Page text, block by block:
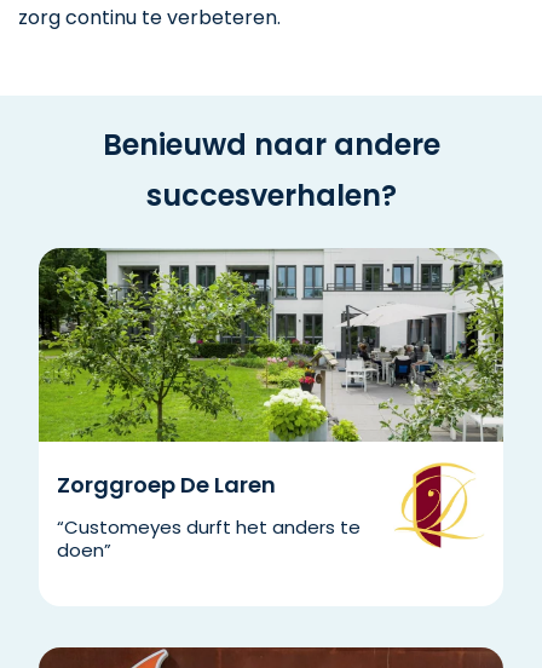
zorg continu te verbeteren.
Benieuwd naar andere
succesverhalen?
Zorggroep De Laren
“Customeyes durft het anders te
doen”